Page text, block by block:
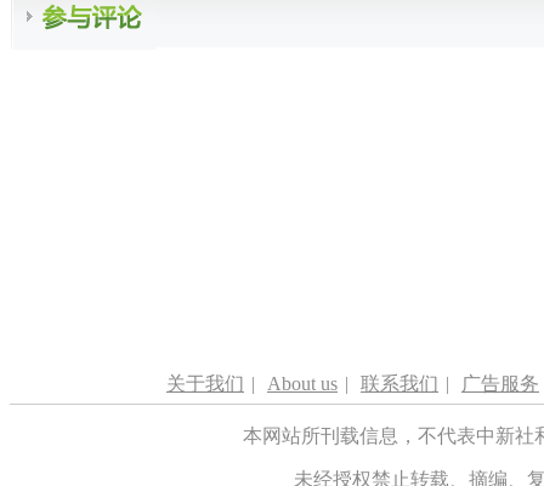
关于我们 | About us | 联系我们 | 广告服务
本网站所刊载信息，不代表中新
未经授权禁止转载、摘编、